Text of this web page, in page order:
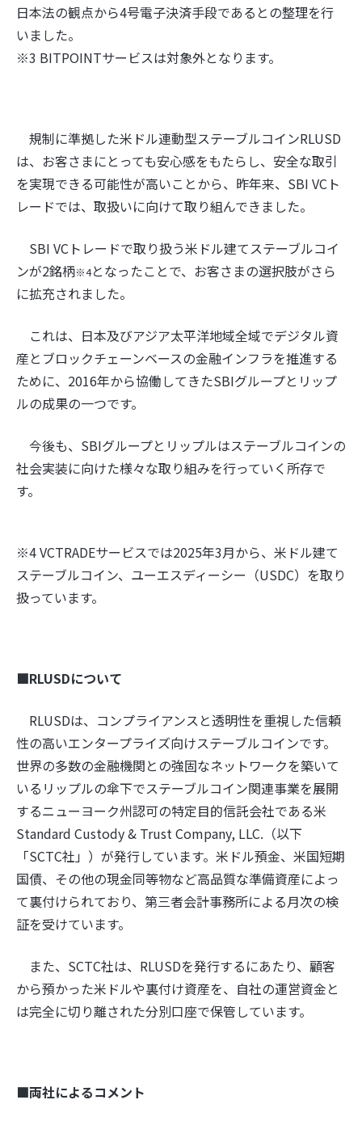
日本法の観点から4号電子決済手段であるとの整理を行
いました。
※3 BITPOINTサービスは対象外となります。
規制に準拠した米ドル連動型ステーブルコインRLUSD
は、お客さまにとっても安心感をもたらし、安全な取引
を実現できる可能性が高いことから、昨年来、SBI VCト
レードでは、取扱いに向けて取り組んできました。
SBI VCトレードで取り扱う米ドル建てステーブルコイ
ンが2銘柄※4となったことで、お客さまの選択肢がさら
に拡充されました。
これは、日本及びアジア太平洋地域全域でデジタル資
産とブロックチェーンベースの金融インフラを推進する
ために、2016年から協働してきたSBIグループとリップ
ルの成果の一つです。
今後も、SBIグループとリップルはステーブルコインの
社会実装に向けた様々な取り組みを行っていく所存で
す。
※4 VCTRADEサービスでは2025年3月から、米ドル建て
ステーブルコイン、ユーエスディーシー（USDC）を取り
扱っています。
■RLUSDについて
RLUSDは、コンプライアンスと透明性を重視した信頼
性の高いエンタープライズ向けステーブルコインです。
世界の多数の金融機関との強固なネットワークを築いて
いるリップルの傘下でステーブルコイン関連事業を展開
するニューヨーク州認可の特定目的信託会社である米
Standard Custody & Trust Company, LLC.（以下
「SCTC社」）が発行しています。米ドル預金、米国短期
国債、その他の現金同等物など高品質な準備資産によっ
て裏付けられており、第三者会計事務所による月次の検
証を受けています。
また、SCTC社は、RLUSDを発行するにあたり、顧客
から預かった米ドルや裏付け資産を、自社の運営資金と
は完全に切り離された分別口座で保管しています。
■両社によるコメント